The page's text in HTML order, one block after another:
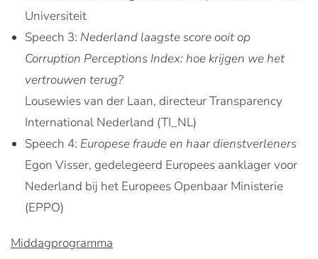
Universiteit
Speech 3: Nederland laagste score ooit op
Corruption Perceptions Index: hoe krijgen we het
vertrouwen terug?
Lousewies van der Laan, directeur Transparency
International Nederland (TI_NL)
Speech 4: Europese fraude en haar dienstverleners
Egon Visser, gedelegeerd Europees aanklager voor
Nederland bij het Europees Openbaar Ministerie
(EPPO)
Middagprogramma